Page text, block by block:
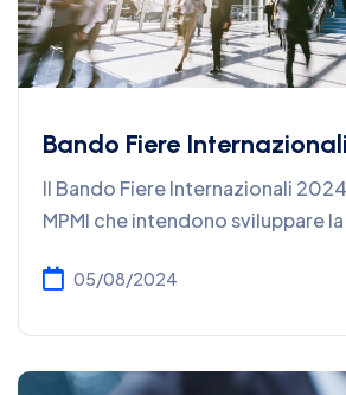
Bando Fiere
Il Bando Fiere Internazionali
MPMI che intendono sviluppare la
05/08/2024